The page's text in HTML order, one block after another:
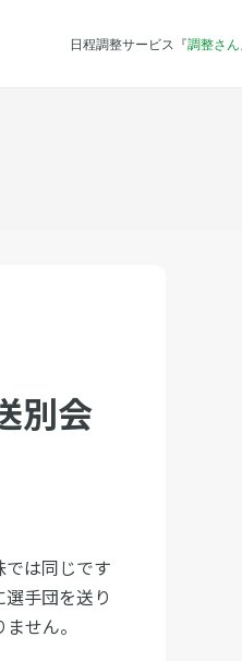
日程調整サービス『調整さん
別会
は同じです
手団を送り
せん。